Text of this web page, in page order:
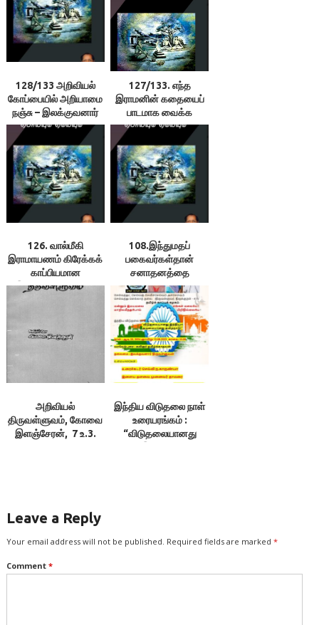
128/133 அறிவியல்
கோப்பையில் அறியாமை
நஞ்சு – இலக்குவனார்
திருவள்ளுவன்
127/133. எந்த
இராமனின் கதையைப்
பாடமாக வைக்க
வேண்டும்? –
இலக்குவனார்
திருவள்ளுவன்
126. வால்மீகி
இராமாயணம் கிரேக்கக்
காப்பியமான
இலியத்தைத் தழுவி
திருவள்ளுவன்
108.இந்துமதப்
பகைவர்கள்தான்
சனாதனத்தை
எதிர்க்கிறார்களா? ++
109.இராமாயணம்
சனாதனத்தின் சிறப்பை
வெளிப்படுத்துகிறதா? –
இலககுவனார்
திருவள்ளுவன்
அறிவியல்
திருவள்ளுவம், கோவை
இளஞ்சேரன், 7 உ.3.
இந்திய விடுதலை நாள்
உரையரங்கம் :
“விடுதலையானது
Leave a Reply
Your email address will not be published. Required fields are marked *
Comment *